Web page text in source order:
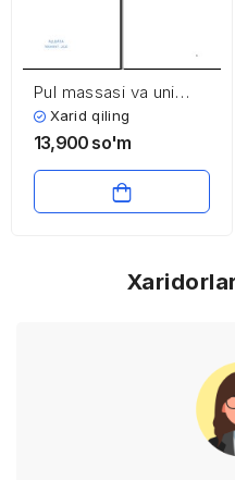
Pul massasi va uni
tartibga solish
muammolari
Xarid qiling
13,900 so'm